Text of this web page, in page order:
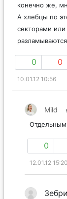
конечно же,
А хлебцы по
секторами или
0 0
10.01.12 10:56
Mild
0
12.01.12 15:20